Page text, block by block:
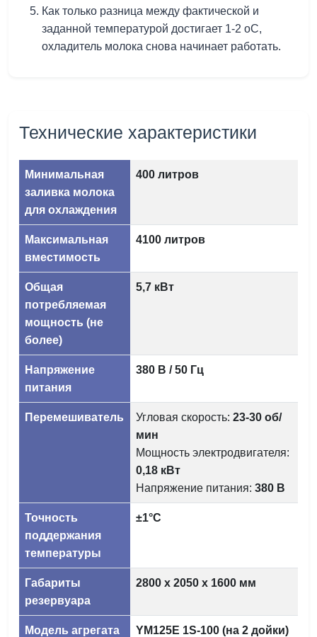
Как только разница между фактической и
заданной температурой достигает 1-2 оС,
охладитель молока снова начинает работать.
Технические характеристики
Минимальная
заливка молока
для охлаждения
400 литров
Максимальная
вместимость
4100 литров
Общая
потребляемая
мощность (не
более)
5,7 кВт
Напряжение
питания
380 В / 50 Гц
Перемешиватель Угловая скорость: 23-30 об/
мин
Мощность электродвигателя:
0,18 кВт
Напряжение питания: 380 В
Точность
поддержания
температуры
±1°C
Габариты
резервуара
2800 х 2050 х 1600 мм
Модель агрегата
YM125E 1S-100 (на 2 дойки)